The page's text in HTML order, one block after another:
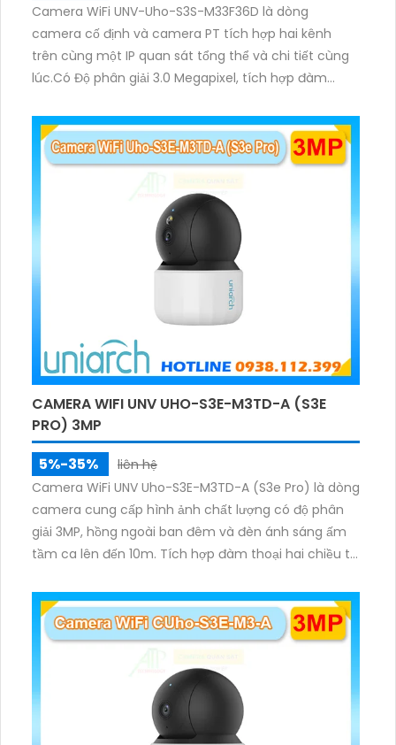
Camera WiFi UNV-Uho-S3S-M33F36D là dòng
camera cố định và camera PT tích hợp hai kênh
trên cùng một IP quan sát tổng thể và chi tiết cùng
lúc.Có Độ phân giải 3.0 Megapixel, tích hợp đàm
sáng ấm lên đến 10m.
CAMERA WIFI UNV UHO-S3E-M3TD-A (S3E
PRO) 3MP
5%-35%
liên hệ
Camera WiFi UNV Uho-S3E-M3TD-A (S3e Pro) là dòng
camera cung cấp hình ảnh chất lượng có độ phân
giải 3MP, hồng ngoài ban đêm và đèn ánh sáng ấm
tầm ca lên đến 10m. Tích hợp đàm thoại hai chiều to